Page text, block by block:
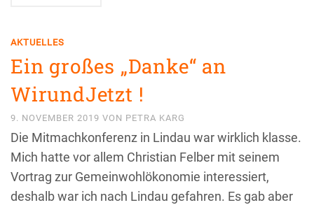
AKTUELLES
Ein großes „Danke“ an
WirundJetzt !
9. NOVEMBER 2019 VON PETRA KARG
Die Mitmachkonferenz in Lindau war wirklich klasse.
Mich hatte vor allem Christian Felber mit seinem
Vortrag zur Gemeinwohlökonomie interessiert,
deshalb war ich nach Lindau gefahren. Es gab aber